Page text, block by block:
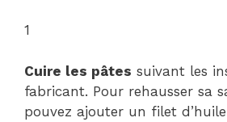
1
Cuire les pâtes suivant les
fabricant. Pour rehausser sa
pouvez ajouter un filet